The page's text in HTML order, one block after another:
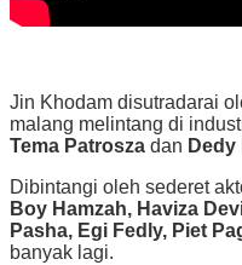
Jin Khodam disutradarai
malang melintang di
Tema Patrosza dan Dedy
Dibintangi oleh sederet
Boy Hamzah, Haviza
Pasha, Egi Fedly, Piet
banyak lagi.